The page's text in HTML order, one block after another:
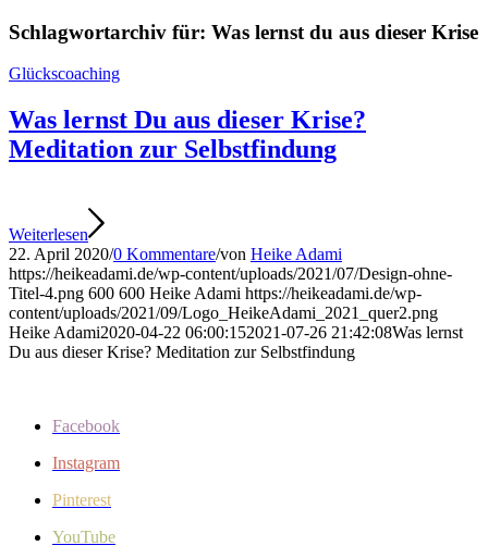
Schlagwortarchiv für: Was lernst du aus dieser Krise
Glückscoaching
Was lernst Du aus dieser Krise?
Meditation zur Selbstfindung
Weiterlesen
22. April 2020/0 Kommentare/von Heike Adami
https://heikeadami.de/wp-content/uploads/2021/07/Design-ohne-
Titel-4.png 600 600 Heike Adami https://heikeadami.de/wp-
content/uploads/2021/09/Logo_HeikeAdami_2021_quer2.png
Heike Adami2020-04-22 06:00:152021-07-26 21:42:08Was lernst
Du aus dieser Krise? Meditation zur Selbstfindung
Facebook
Instagram
Pinterest
YouTube